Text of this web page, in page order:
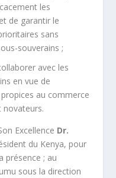
les
de garantir le
sans
souverains ;
avec les
en vue de
au commerce
novateurs.
Excellence Dr.
du Kenya, pour
présence ; au
sous la direction